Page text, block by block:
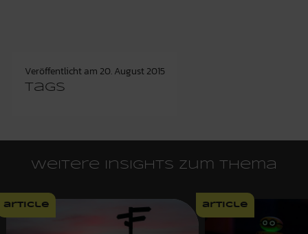
Veröffentlicht am 20. August 2015
Tags
Weitere Insights zum Thema
article article